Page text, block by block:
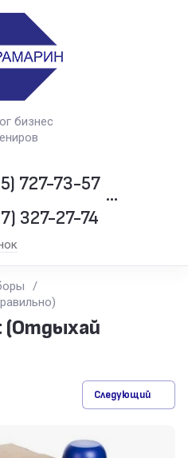
бизнес
727-73-57
327-27-74
•••
/
(Отдыхай
Следующий